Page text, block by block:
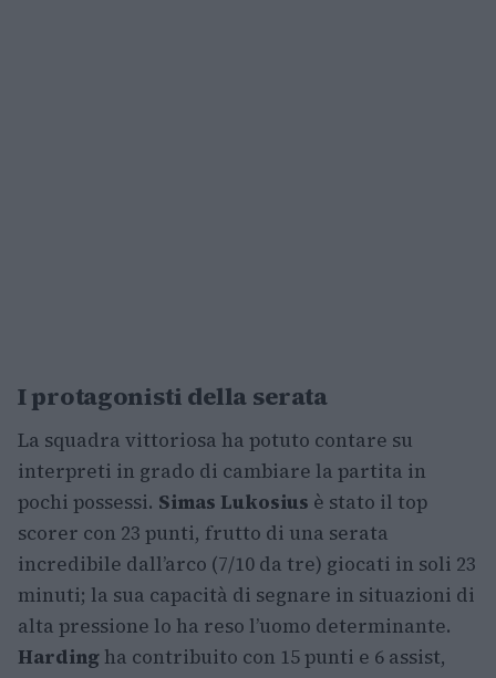
I protagonisti della serata
La squadra vittoriosa ha potuto contare su
interpreti in grado di cambiare la partita in
pochi possessi. Simas Lukosius è stato il top
scorer con 23 punti, frutto di una serata
incredibile dall’arco (7/10 da tre) giocati in soli 23
minuti; la sua capacità di segnare in situazioni di
alta pressione lo ha reso l’uomo determinante.
Harding ha contribuito con 15 punti e 6 assist,